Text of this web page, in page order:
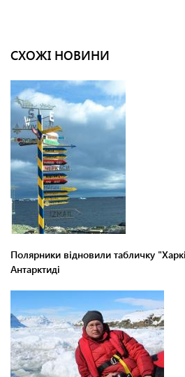
СХОЖІ НОВИНИ
Полярники відновили табличку
Антарктиді